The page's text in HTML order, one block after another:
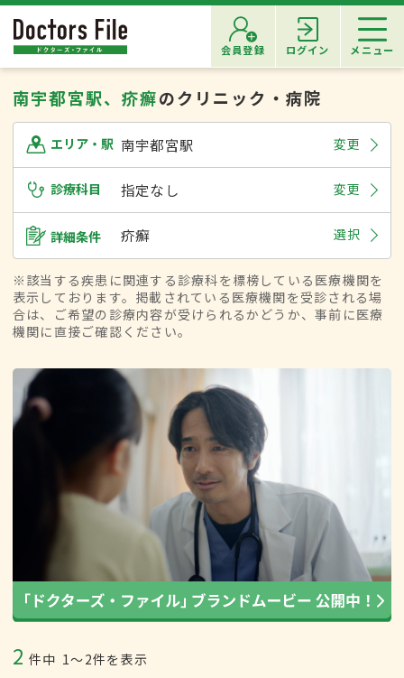
会員登録 ログイン メニュー
南宇都宮駅、疥癬のクリニック・病院
エリア・駅 南宇都宮駅 変更
診療科目 指定なし 変更
詳細条件 疥癬 選択
※該当する疾患に関連する診療科を標榜している医療機関を
表示しております。掲載されている医療機関を受診される場
合は、ご希望の診療内容が受けられるかどうか、事前に医療
機関に直接ご確認ください。
2 件中 1〜2件を表示